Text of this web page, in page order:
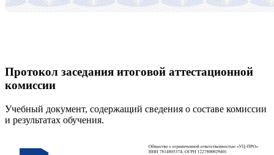
Протокол заседания итоговой аттестационной
комиссии
Учебный документ, содержащий сведения о составе комиссии
и результатах обучения.